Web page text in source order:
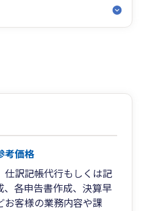
考価格
訳記帳代行もしくは記
各申告書作成、決算早
客様の業務内容や課